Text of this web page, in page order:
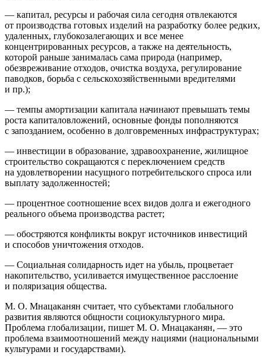
— капитал, ресурсы и рабочая сила сегодня отвлекаются
от производства готовых изделий на разработку более редких,
удаленных, глубокозалегающих и все менее
концентрированных ресурсов, а также на деятельность,
которой раньше занималась сама природа (например,
обезвреживание отходов, очистка воздуха, регулирование
паводков, борьба с сельскохозяйственными вредителями
и пр.);
— темпы амортизации капитала начинают превышать темы
роста капиталовложений, основные фонды пополняются
с запозданием, особенно в долговременных инфраструктурах;
— инвестиции в образование, здравоохранение, жилищное
строительство сокращаются с переключением средств
на удовлетворении насущного потребительского спроса или
выплату задолженностей;
— процентное соотношение всех видов долга и ежегодного
реального объема производства растет;
— обостряются конфликты вокруг источников инвестиций
и способов уничтожения отходов.
— Социальная солидарность идет на убыль, процветает
накопительство, усиливается имущественное расслоение
и поляризация общества.
М. О. Мнацаканян считает, что субъектами глобального
развития являются общности социокультурного мира.
Проблема глобализации, пишет М. О. Мнацаканян, — это
проблема взаимоотношений между нациями (национальными
культурами и государствами).